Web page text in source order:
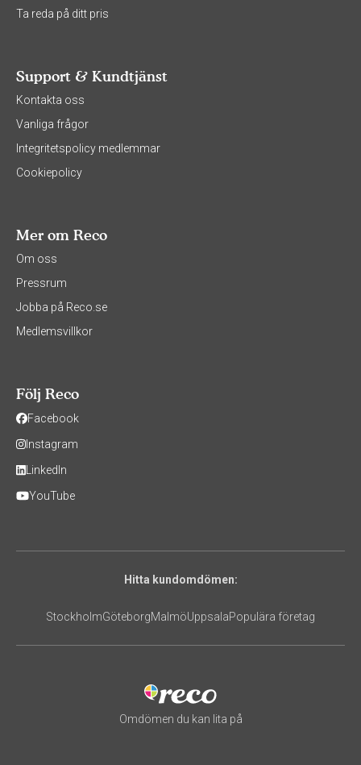
Ta reda på ditt pris
Support & Kundtjänst
Kontakta oss
Vanliga frågor
Integritetspolicy medlemmar
Cookiepolicy
Mer om Reco
Om oss
Pressrum
Jobba på Reco.se
Medlemsvillkor
Följ Reco
Facebook
Instagram
LinkedIn
YouTube
Hitta kundomdömen:
StockholmGöteborgMalmöUppsalaPopulära företag
Omdömen du kan lita på